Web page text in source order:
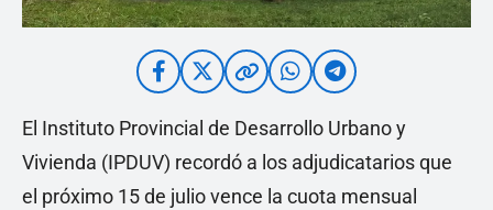
El Instituto Provincial de Desarrollo Urbano y
Vivienda (IPDUV) recordó a los adjudicatarios que
el próximo 15 de julio vence la cuota mensual